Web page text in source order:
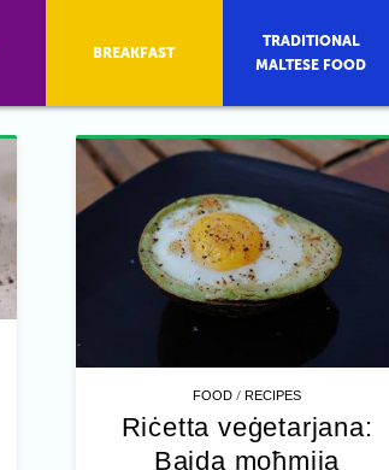
FOOD /RECIPES
Riċetta veġetarjana:
Bajda moħmija
BREAKFAST
TRADITIONAL
MALTESE FOOD